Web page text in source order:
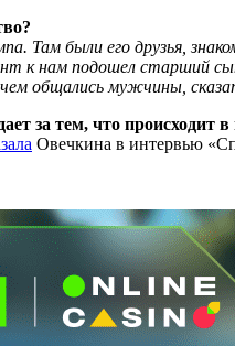
Там были его друзья,
к нам подошел старший
общались мужчины,
за тем, что происходит
Овечкина в интервью